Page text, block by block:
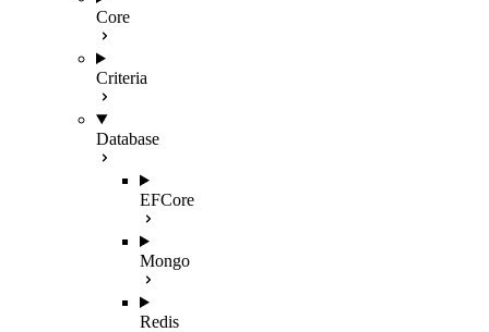
Core
Criteria
Database
EFCore
Mongo
Redis